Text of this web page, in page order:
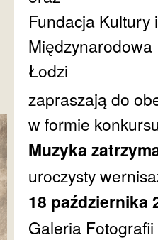
Fundacja Kultury
Łodzi
zapraszają do
w formie
Muzyka
uroczysty
18 października
Galeria